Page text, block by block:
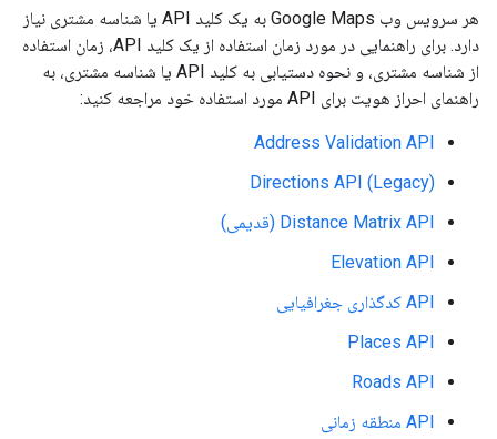
هر سرویس وب Google Maps به یک کلید API یا شناسه مشتری نیاز
دارد. برای راهنمایی در مورد زمان استفاده از یک کلید API، زمان استفاده
از شناسه مشتری، و نحوه دستیابی به کلید API یا شناسه مشتری، به
راهنمای احراز هویت برای API مورد استفاده خود مراجعه کنید:
Address Validation API
Directions API (Legacy)
Distance Matrix API (قدیمی)
Elevation API
API کدگذاری جغرافیایی
Places API
Roads API
API منطقه زمانی